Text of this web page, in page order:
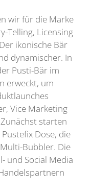
wir für die Marke
Telling, Licensing
ikonische Bär
dynamischer. In
Pusti-Bär im
erweckt, um
Vice Marketing
starten
Dose, die
Bubbler. Die
und Social Media